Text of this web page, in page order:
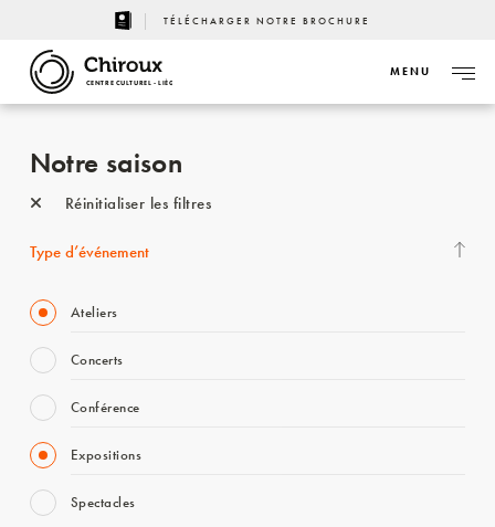
TÉLÉCHARGER NOTRE BROCHURE
CENTRE CULTUREL - LIÈGE
MENU
Notre saison
Réinitialiser les filtres
Type d’événement
Ateliers
Concerts
Conférence
Expositions
Spectacles